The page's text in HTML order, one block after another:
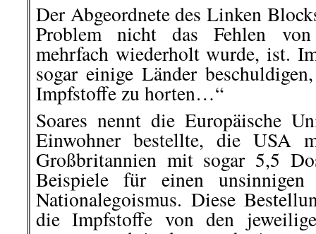
Der Abgeordnete des Linken
Problem nicht das Fehlen
mehrfach wiederholt wurde, ist.
sogar einige Länder
Impfstoffe zu horten…“
Soares nennt die Europäische
Einwohner bestellte, die USA
Großbritannien mit sogar 5,5
Beispiele für einen unsinnigen
Nationalegoismus. Diese
die Impfstoffe von den